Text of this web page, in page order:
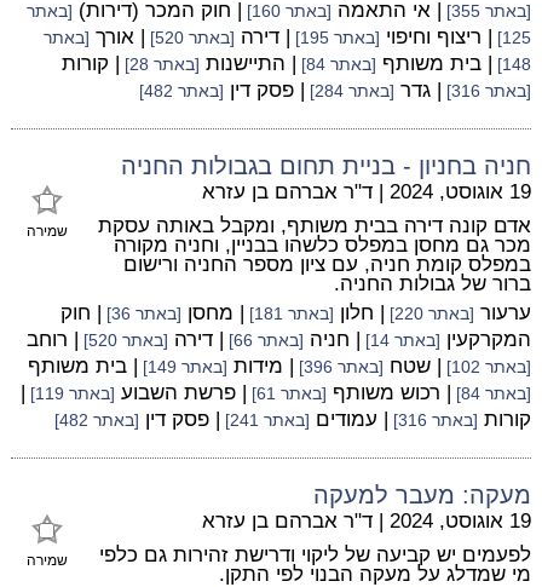
[באתר 355] | אי התאמה [באתר 160] | חוק המכר (דירות) [באתר
125]
| ריצוף וחיפוי [באתר 195] | דירה [באתר 520] | אורך [באתר
148]
| בית משותף [באתר 84] | התיישנות [באתר 28] | קורות
[באתר 316] | גדר [באתר 284] | פסק דין [באתר 482]
חניה בחניון - בניית תחום בגבולות החניה
שמירה
19 אוגוסט, 2024 | ד"ר אברהם בן עזרא
אדם קונה דירה בבית משותף, ומקבל באותה עסקת
מכר גם מחסן במפלס כלשהו בבניין, וחניה מקורה
במפלס קומת חניה, עם ציון מספר החניה ורישום
ברור של גבולות החניה.
ערעור [באתר 220] | חלון [באתר 181] | מחסן [באתר 36]
| חוק
המקרקעין [באתר 14] | חניה [באתר 66] | דירה [באתר 520] | רוחב
[באתר 102] | שטח [באתר 396] | מידות [באתר 149] | בית משותף
[באתר 84] | רכוש משותף [באתר 61] | פרשת השבוע [באתר 119]
|
קורות [באתר 316] | עמודים [באתר 241] | פסק דין [באתר 482]
מעקה: מעבר למעקה
שמירה
19 אוגוסט, 2024 | ד"ר אברהם בן עזרא
לפעמים יש קביעה של ליקוי ודרישת זהירות גם כלפי
מי שמדלג על מעקה הבנוי לפי התקן.